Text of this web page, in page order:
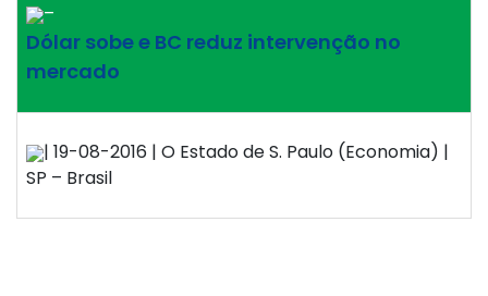
–
Dólar sobe e BC reduz intervenção no
mercado
| 19-08-2016 | O Estado de S. Paulo (Economia) |
SP – Brasil